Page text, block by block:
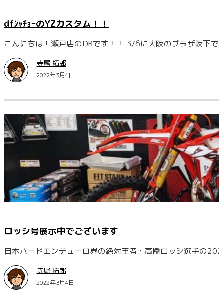
dfｼｬﾁｮｰのYZカスタム！！
こんにちは！瀬戸店のDBです！！ 3/6に大阪のプラザ阪下
寺尾 拓郎
2022年3月4日
ロッシ号展示中でございます
日本ハードエンデューロ界の絶対王者・高橋ロッシ選手の
寺尾 拓郎
2022年3月4日